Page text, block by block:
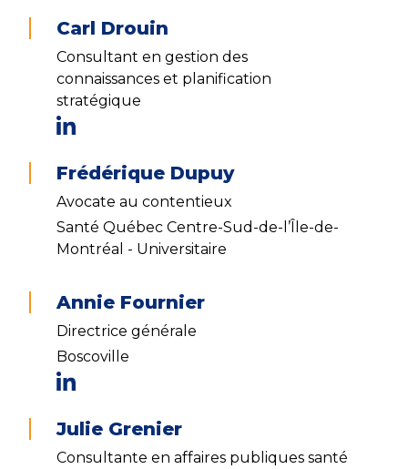
Carl Drouin
Consultant en gestion des
connaissances et planification
stratégique
Frédérique Dupuy
Avocate au contentieux
Santé Québec Centre-Sud-de-l’Île-de-
Montréal - Universitaire
Annie Fournier
Directrice générale
Boscoville
Julie Grenier
Consultante en affaires publiques santé